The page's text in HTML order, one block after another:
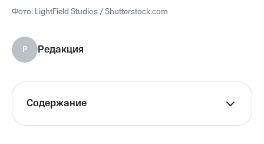
LightField Studios / Shutterstock.com
Р Редакция
Содержание